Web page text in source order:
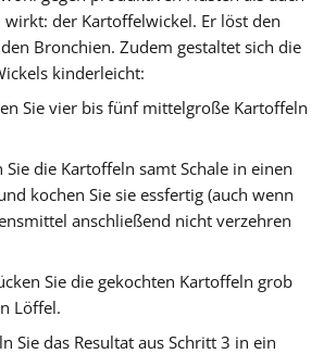
wirkt: der Kartoffelwickel. Er löst den
Bronchien. Zudem gestaltet sich die
kinderleicht:
Sie vier bis fünf mittelgroße Kartoffeln
Sie die Kartoffeln samt Schale in einen
kochen Sie sie essfertig (auch wenn
anschließend nicht verzehren
Sie die gekochten Kartoffeln grob
Löffel.
Sie das Resultat aus Schritt 3 in ein